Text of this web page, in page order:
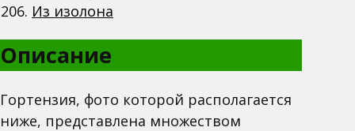
Из изолона
Описание
Гортензия, фото которой располагается
ниже, представлена множеством